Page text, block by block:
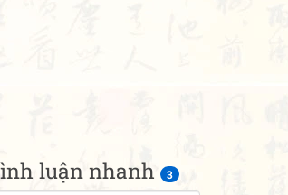
luận nhanh 3